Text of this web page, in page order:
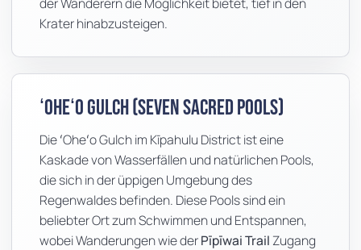
Krater hinabzusteigen.
ʻOheʻo Gulch (Seven Sacred Pools)
Die ʻOheʻo Gulch im Kīpahulu District ist eine
Kaskade von Wasserfällen und natürlichen Pools,
die sich in der üppigen Umgebung des
Regenwaldes befinden. Diese Pools sind ein
beliebter Ort zum Schwimmen und Entspannen,
wobei Wanderungen wie derPīpīwai Trail Zugang